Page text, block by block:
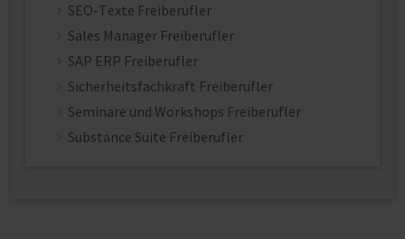
SEO-Texte Freiberufler
Sales Manager Freiberufler
SAP ERP Freiberufler
Sicherheitsfachkraft Freiberufler
Seminare und Workshops Freiberufler
Substance Suite Freiberufler